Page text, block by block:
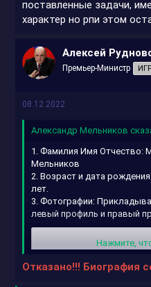
поставленные задачи,
характер но рпи этом
Алексей
Премьер-Министр
08.12.2022
Александр Мельников
1. Фамилия Имя Отчество:
Мельников
2. Возраст и дата
лет.
3. Фотографии:
левый профиль и правый
Нажмите,
Отказано!!! Биография